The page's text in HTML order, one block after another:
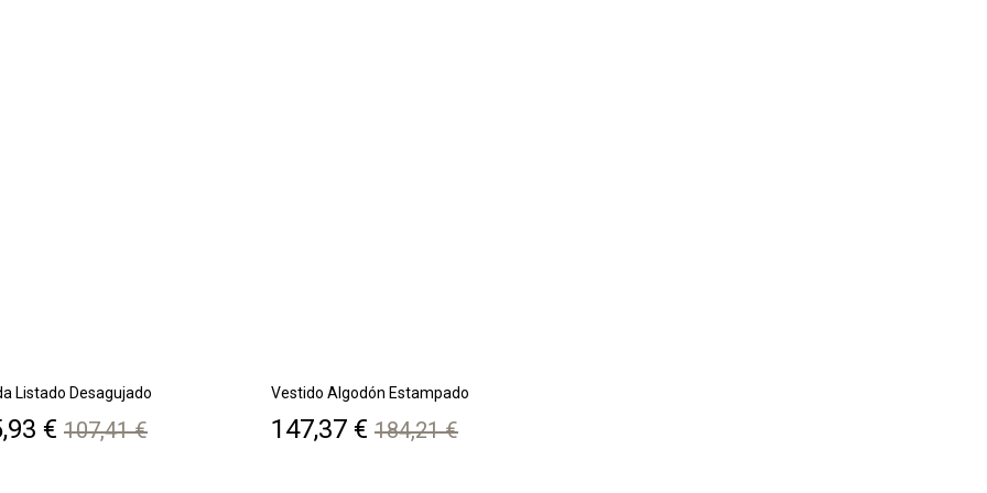
Listado Desagujado
€ Precio
base
107,41 €
Vestido Algodón Estampado
Precio
147,37 € Precio
base
184,21 €